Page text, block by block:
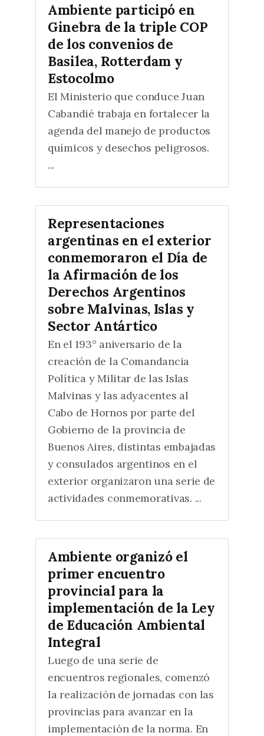
Ambiente participó en
Ginebra de la triple COP
de los convenios de
Basilea, Rotterdam y
Estocolmo
El Ministerio que conduce Juan
Cabandié trabaja en fortalecer la
agenda del manejo de productos
químicos y desechos peligrosos.
...
Representaciones
argentinas en el exterior
conmemoraron el Día de
la Afirmación de los
Derechos Argentinos
sobre Malvinas, Islas y
Sector Antártico
En el 193° aniversario de la
creación de la Comandancia
Política y Militar de las Islas
Malvinas y las adyacentes al
Cabo de Hornos por parte del
Gobierno de la provincia de
Buenos Aires, distintas embajadas
y consulados argentinos en el
exterior organizaron una serie de
actividades conmemorativas. ...
Ambiente organizó el
primer encuentro
provincial para la
implementación de la Ley
de Educación Ambiental
Integral
Luego de una serie de
encuentros regionales, comenzó
la realización de jornadas con las
provincias para avanzar en la
implementación de la norma. En